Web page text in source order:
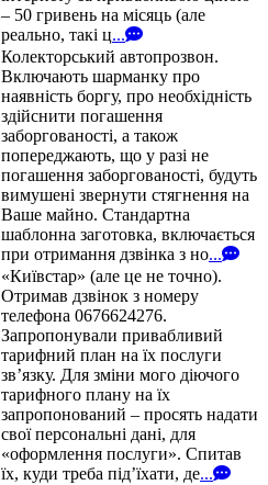
– 50 гривень на місяць (але
реально, такі ц...
Колекторський автопрозвон.
Включають шарманку про
наявність боргу, про необхідність
здійснити погашення
заборгованості, а також
попереджають, що у разі не
погашення заборгованості, будуть
вимушені звернути стягнення на
Ваше майно. Стандартна
шаблонна заготовка, включається
при отримання дзвінка з но...
«Київстар» (але це не точно).
Отримав дзвінок з номеру
телефона 0676624276.
Запропонували привабливий
тарифний план на їх послуги
зв’язку. Для зміни мого діючого
тарифного плану на їх
запропонований – просять надати
свої персональні дані, для
«оформлення послуги». Спитав
їх, куди треба під’їхати, де...